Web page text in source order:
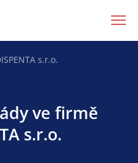
s.r.o.
ve firmě
s.r.o.